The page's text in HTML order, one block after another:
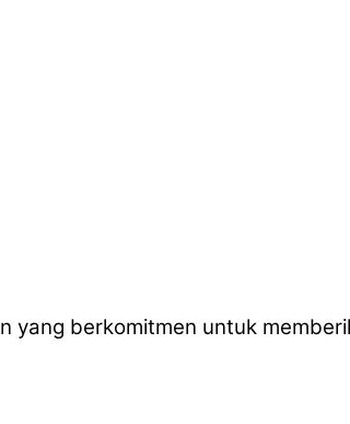
yang berkomitmen untuk